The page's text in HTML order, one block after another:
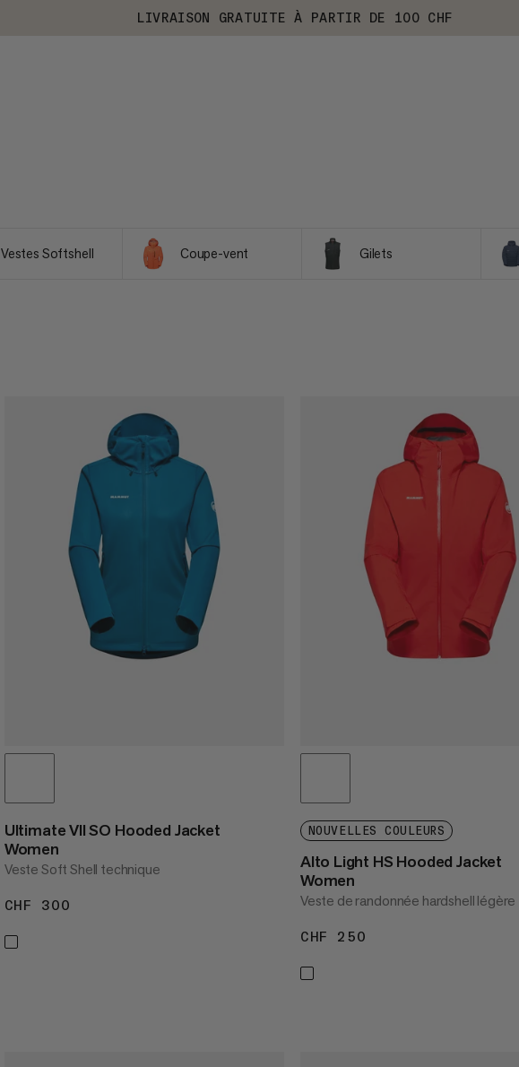
LIVRAISON GRATUITE À PARTIR DE 100 CHF
Vestes Softshell Coupe-vent Gilets
Ultimate VII SO Hooded Jacket
Women
Veste Soft Shell technique
CHF 300
NOUVELLES COULEURS
Alto Light HS Hooded Jacket
Women
Veste de randonnée hardshell légère
CHF 250